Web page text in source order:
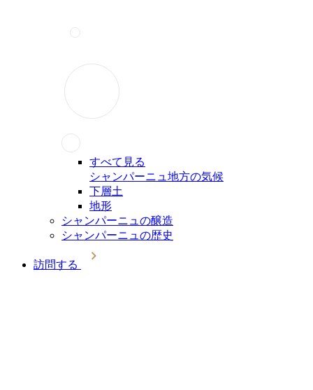
すべて見る
シャンパーニュ地方の気候
下層土
地形
シャンパーニュの醸造
シャンパーニュの歴史
訪問する